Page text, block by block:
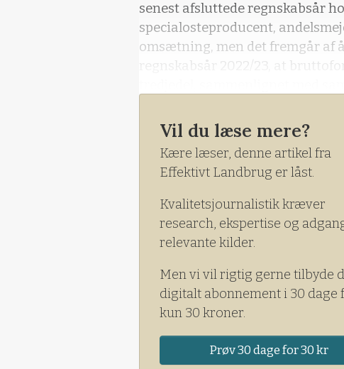
senest afsluttede regnskabsår
specialosteproducent,
omsætning, men det fremgår af
regnskabsår 2022/23, at
bruttofortjenesten dalet fra
Vil du læse mere?
Kære læser, denne artikel fra
Effektivt Landbrug er låst.
Kvalitetsjournalistik kræver
research, ekspertise og
relevante kilder.
Men vi vil rigtig gerne tilbyde
digitalt abonnement i 30 dage
kun 30 kroner.
Prøv 30 dage for 30 kr